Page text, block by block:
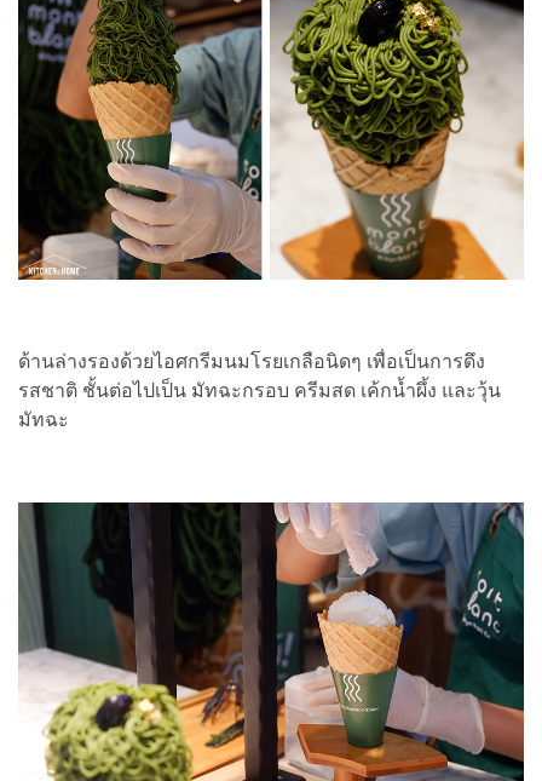
ด้านล่างรองด้วยไอศกรีมนมโรยเกลือนิดๆ เพื่อเป็นการดึง
รสชาติ ชั้นต่อไปเป็น มัทฉะกรอบ ครีมสด เค้กน้ำผึ้ง และวุ้น
มัทฉะ